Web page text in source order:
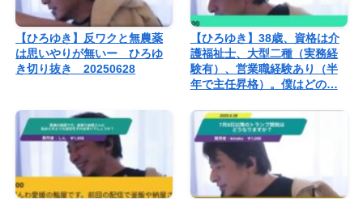
【ひろゆき】反ワクと無農薬
は思いやりが無いー ひろゆ
き切り抜き 20250628
【ひろゆき】38歳、資格は介
護福祉士、大型二種（実務経
験有）、営業職経験あり（半
年で主任昇格）。僕はどの…